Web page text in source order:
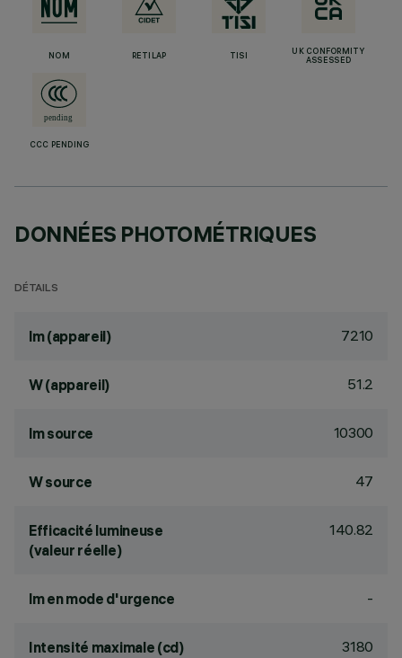
NOM RETILAP TISI
UK CONFORMITY
ASSESSED
CCC PENDING
DONNÉES PHOTOMÉTRIQUES
DÉTAILS
lm (appareil) 7210
W (appareil) 51.2
lm source 10300
W source 47
Efficacité lumineuse
(valeur réelle)
140.82
lm en mode d'urgence -
Intensité maximale (cd) 3180